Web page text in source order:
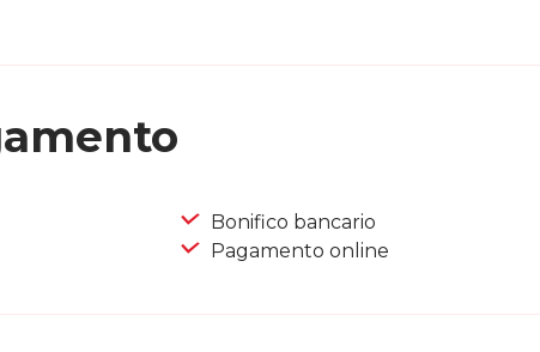
Bonifico bancario
Pagamento online